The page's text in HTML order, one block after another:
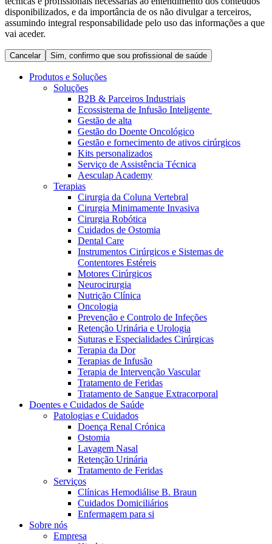
Terapias
Catálogo de Produtos
Encontre o produto que procura. Visite o catálogo de produtos
da B. Braun com o nosso portfólio completo.
Coordenamos os seus cuidados médicos quando recebe alta
do hospital. Para mais informações, visite a nossa página de
cuidados domiciliários.
Contactos
Centro de Inovação
Vamos impulsionar juntos a inovação na tecnologia médica.
Saiba mais sobre o nosso centro de inovação e apresente a sua
Em diálogo com a B. Braun. Entre em contacto connosco
disponibilizados, e da importância de os não divulgar a terceiros,
assumindo integral responsabilidade pelo uso das informações a que
vai aceder.
Cancelar Sim, confirmo que sou profissional de saúde
Produtos e Soluções
Soluções
B2B & Parceiros Industriais
Ecossistema de Infusão Inteligente
Gestão de alta
Gestão do Doente Oncológico
Gestão e fornecimento de ativos cirúrgicos
Kits personalizados
Serviço de Assistência Técnica
Aesculap Academy
Terapias
Cirurgia da Coluna Vertebral
Cirurgia Minimamente Invasiva
Cirurgia Robótica
Cuidados de Ostomia
Dental Care
Instrumentos Cirúrgicos e Sistemas de
Contentores Estéreis
Motores Cirúrgicos
Neurocirurgia
Nutrição Clínica
Oncologia
Prevenção e Controlo de Infeções
Retenção Urinária e Urologia
Suturas e Especialidades Cirúrgicas
Terapia da Dor
Terapias de Infusão
Terapia de Intervenção Vascular
Tratamento de Feridas
Tratamento de Sangue Extracorporal
Doentes e Cuidados de Saúde
Patologias e Cuidados
Doença Renal Crónica
Ostomia
Lavagem Nasal
Retenção Urinária
Tratamento de Feridas
Serviços
Clínicas Hemodiálise B. Braun
Cuidados Domiciliários
Enfermagem para si
Sobre nós
Empresa